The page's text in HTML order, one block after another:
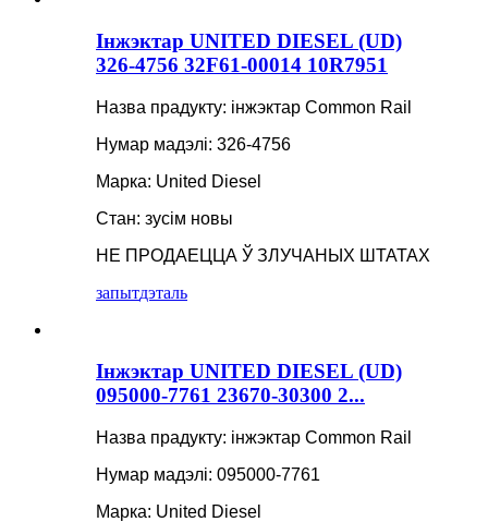
Інжэктар UNITED DIESEL (UD)
326-4756 32F61-00014 10R7951
Назва прадукту: інжэктар Common Rail
Нумар мадэлі: 326-4756
Марка: United Diesel
Стан: зусім новы
НЕ ПРОДАЕЦЦА Ў ЗЛУЧАНЫХ ШТАТАХ
запытдэталь
Інжэктар UNITED DIESEL (UD)
095000-7761 23670-30300 2...
Назва прадукту: інжэктар Common Rail
Нумар мадэлі: 095000-7761
Марка: United Diesel